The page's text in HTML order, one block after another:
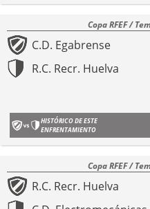
Copa RFEF /
C.D. Egabrense
R.C. Recr. Huelva
HISTÓRICO DE ESTE
ENFRENTAMIENTO
Copa RFEF /
R.C. Recr. Huelva